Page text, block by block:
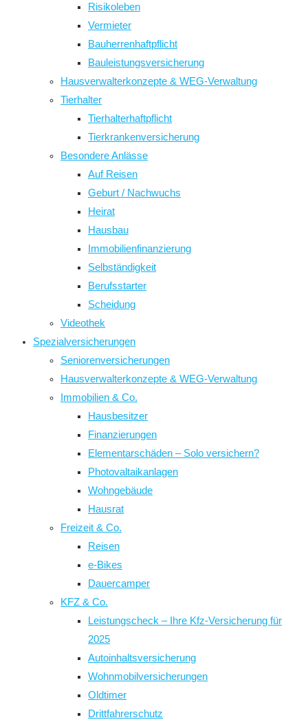
Risikoleben
Vermieter
Bauherrenhaftpflicht
Bauleistungsversicherung
Hausverwalterkonzepte & WEG-Verwaltung
Tierhalter
Tierhalterhaftpflicht
Tierkrankenversicherung
Besondere Anlässe
Auf Reisen
Geburt / Nachwuchs
Heirat
Hausbau
Immobilienfinanzierung
Selbständigkeit
Berufsstarter
Scheidung
Videothek
Spezialversicherungen
Seniorenversicherungen
Hausverwalterkonzepte & WEG-Verwaltung
Immobilien & Co.
Hausbesitzer
Finanzierungen
Elementarschäden – Solo versichern?
Photovaltaikanlagen
Wohngebäude
Hausrat
Freizeit & Co.
Reisen
e-Bikes
Dauercamper
KFZ & Co.
Leistungscheck – Ihre Kfz-Versicherung für
2025
Autoinhaltsversicherung
Wohnmobilversicherungen
Oldtimer
Drittfahrerschutz